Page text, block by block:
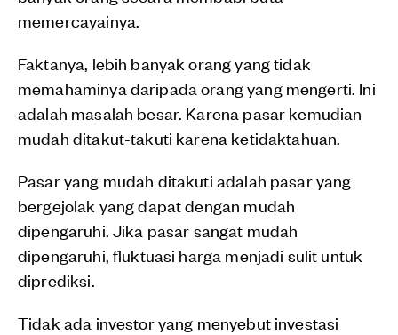
memercayainya.
Faktanya, lebih banyak orang yang tidak
memahaminya daripada orang yang mengerti. Ini
adalah masalah besar. Karena pasar kemudian
mudah ditakut-takuti karena ketidaktahuan.
Pasar yang mudah ditakuti adalah pasar yang
bergejolak yang dapat dengan mudah
dipengaruhi. Jika pasar sangat mudah
dipengaruhi, fluktuasi harga menjadi sulit untuk
diprediksi.
Tidak ada investor yang menyebut investasi